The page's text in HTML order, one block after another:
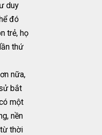
duy
đó
trẻ, họ
thứ
nữa,
bắt
một
nền
thời